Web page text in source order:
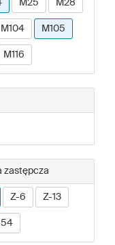
M25 M28
M104 M105
M116
zastępcza
Z-6 Z-13